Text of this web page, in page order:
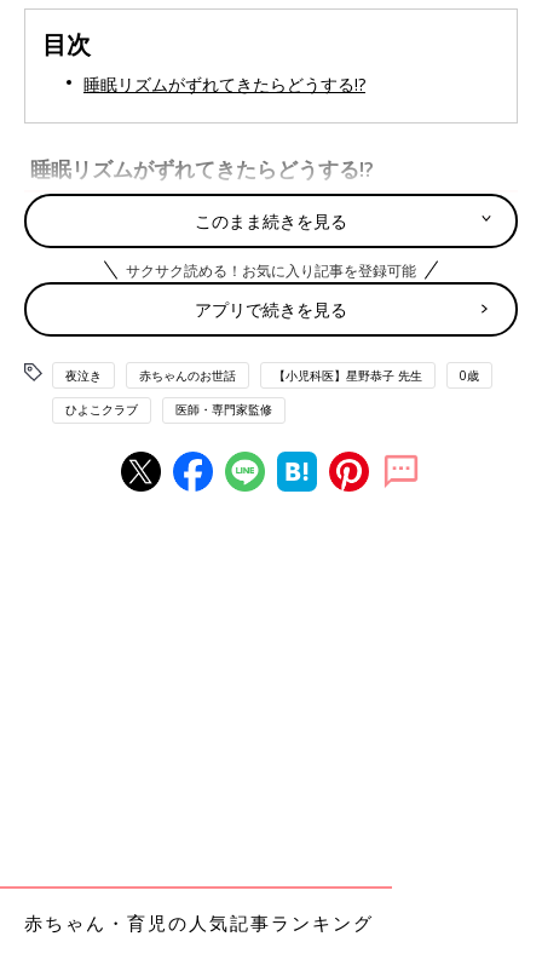
目次
睡眠リズムがずれてきたらどうする!?
睡眠リズムがずれてきたらどうする!?
Ｑ：赤ちゃんの7時起床１９時就寝のリズムを守っていたけれ
ど、最近4時～6時に目覚めるようになりました。睡眠リズムが崩
れないかと心配です。（5カ月・男の子のママ）
このまま続きを見る
サクサク読める！お気に入り記事を登録可能
アプリで続きを見る
夜泣き 赤ちゃんのお世話 【小児科医】星野恭子 先生 0歳
ひよこクラブ 医師・専門家監修
赤ちゃん・育児の人気記事ランキング